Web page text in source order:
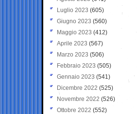
Luglio 2023 (605)
Giugno 2023 (560)
Maggio 2023 (412)
Aprile 2023 (567)
Marzo 2023 (506)
Febbraio 2023 (505)
Gennaio 2023 (541)
Dicembre 2022 (525)
Novembre 2022 (526)
Ottobre 2022 (552)